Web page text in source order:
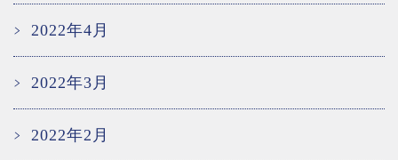
2022年4月
2022年3月
2022年2月